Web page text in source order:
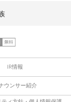
IR情報
ウンサー紹介